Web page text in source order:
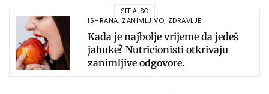
SEE ALSO
ISHRANA, ZANIMLJIVO, ZDRAVLJE
Kada je najbolje vrijeme da jedeš
jabuke? Nutricionisti otkrivaju
zanimljive odgovore.